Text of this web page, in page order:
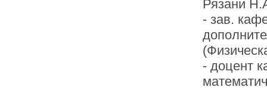
Рязани
- зав.
- доцент